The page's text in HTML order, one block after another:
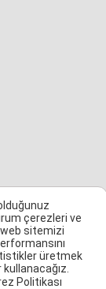
çerezleri ve
web sitemizi
üretmek
Politikası